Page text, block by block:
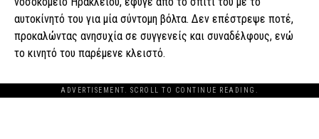
αυτοκίνητό του για μία σύντομη βόλτα. Δεν επέστρεψε ποτέ,
προκαλώντας ανησυχία σε συγγενείς και συναδέλφους, ενώ
το κινητό του παρέμενε κλειστό.
ADVERTISEMENT. SCROLL TO CONTINUE READING.